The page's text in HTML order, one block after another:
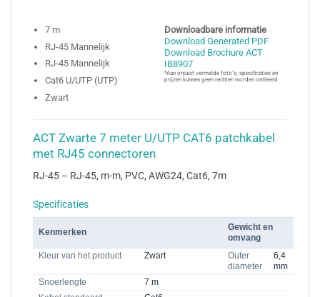
7 m
RJ-45 Mannelijk
RJ-45 Mannelijk
Cat6 U/UTP (UTP)
Zwart
Downloadbare informatie
Download Generated PDF
Download Brochure ACT
IB8907
*Aan onjuist vermelde foto’s, specificaties en
prijzen kunnen geen rechten worden ontleend
ACT Zwarte 7 meter U/UTP CAT6 patchkabel
met RJ45 connectoren
RJ-45 – RJ-45, m-m, PVC, AWG24, Cat6, 7m
Specificaties
Kenmerken
Gewicht en
omvang
Kleur van het product
Zwart
Outer
diameter
6,4
mm
Snoerlengte
7 m